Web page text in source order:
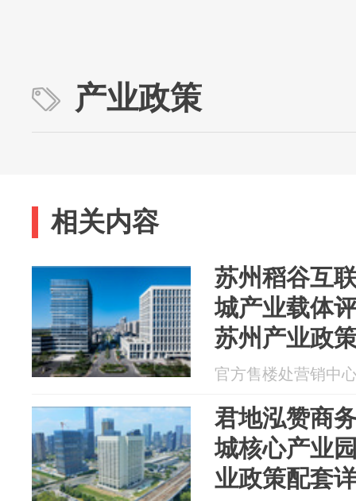
产业政策
相关内容
苏州稻谷互
城产业载体
苏州产业政
官方售楼处营销中
君地泓赞商
城核心产业
业政策配套